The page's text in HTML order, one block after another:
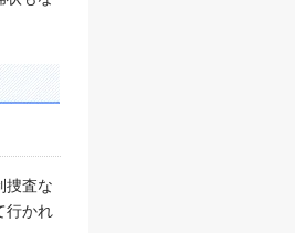
捜査な
行かれ